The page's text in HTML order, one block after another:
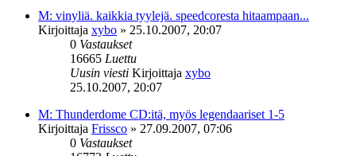
M: vinyliä. kaikkia tyylejä. speedcoresta hitaampaan...
Kirjoittaja xybo » 25.10.2007, 20:07
0 Vastaukset
16665 Luettu
Uusin viesti Kirjoittaja xybo
25.10.2007, 20:07
M: Thunderdome CD:itä, myös legendaariset 1-5
Kirjoittaja Frissco » 27.09.2007, 07:06
0 Vastaukset